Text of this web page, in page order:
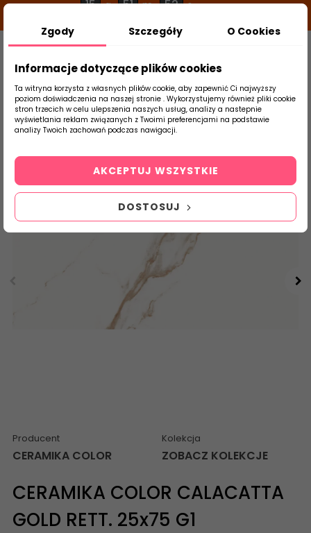
15 g 51 m 52 s
Szukaj
produktu
Strona Główna Płytki Łazienkowe
Producent
CERAMIKA COLOR
Kolekcja
ZOBACZ KOLEKCJE
CERAMIKA COLOR CALACATTA
GOLD RETT. 25x75 G1
Zgody Szczegóły O Cookies
Informacje dotyczące plików cookies
Ta witryna korzysta z własnych plików cookie, aby zapewnić Ci najwyższy
poziom doświadczenia na naszej stronie . Wykorzystujemy również pliki cookie
stron trzecich w celu ulepszenia naszych usług, analizy a nastepnie
wyświetlania reklam związanych z Twoimi preferencjami na podstawie
analizy Twoich zachowań podczas nawigacji.
DOSTOSUJ
AKCEPTUJ WSZYSTKIE